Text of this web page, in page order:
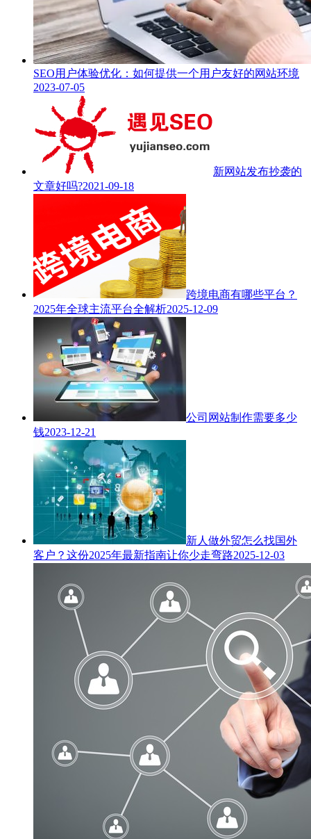
SEO用户体验优化：如何提供一个用户友好的网站环境
2023-07-05
新网站发布抄袭的
文章好吗?2021-09-18
跨境电商有哪些平台？
2025年全球主流平台全解析2025-12-09
公司网站制作需要多少
钱2023-12-21
新人做外贸怎么找国外
客户？这份2025年最新指南让你少走弯路2025-12-03